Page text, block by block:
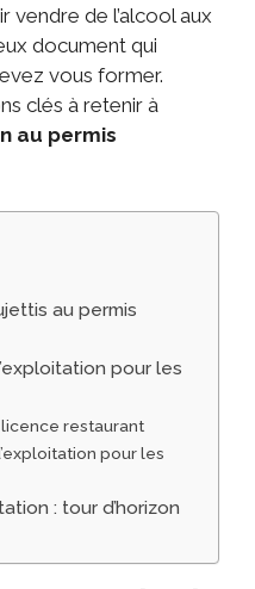
vendre de l’alcool aux
document qui
vous former.
clés à retenir à
au permis
au permis
pour les
licence restaurant
pour les
: tour d’horizon